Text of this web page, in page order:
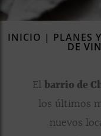
INICIO | PLANES
DE
El barrio de
los últimos
nuevos